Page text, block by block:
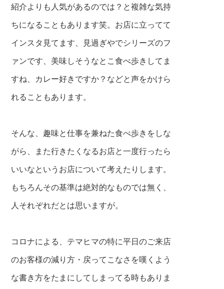
紹介よりも人気があるのでは？と複雑な気持
ちになることもあります笑。お店に立ってて
インスタ見てます、見過ぎやでシリーズのフ
ァンです、美味しそうなとこ食べ歩きしてま
すね、カレー好きですか？などと声をかけら
れることもあります。
そんな、趣味と仕事を兼ねた食べ歩きをしな
がら、また行きたくなるお店と一度行ったら
いいなというお店について考えたりします。
もちろんその基準は絶対的なものでは無く、
人それぞれだとは思いますが。
コロナによる、テマヒマの特に平日のご来店
のお客様の減り方・戻ってこなさを嘆くよう
な書き方をたまにしてしまってる時もありま